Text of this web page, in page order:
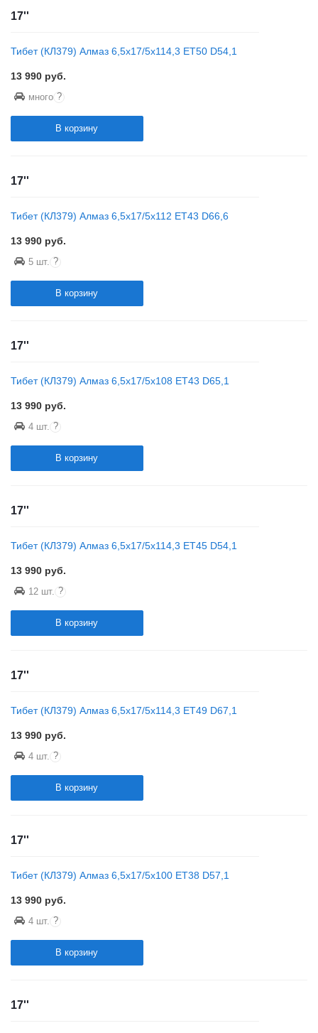
17''
Тибет (КЛ379) Алмаз 6,5x17/5x114,3 ET50 D54,1
13 990 руб.
много ?
В корзину
17''
Тибет (КЛ379) Алмаз 6,5x17/5x112 ET43 D66,6
13 990 руб.
5 шт. ?
В корзину
17''
Тибет (КЛ379) Алмаз 6,5x17/5x108 ET43 D65,1
13 990 руб.
4 шт. ?
В корзину
17''
Тибет (КЛ379) Алмаз 6,5x17/5x114,3 ET45 D54,1
13 990 руб.
12 шт. ?
В корзину
17''
Тибет (КЛ379) Алмаз 6,5x17/5x114,3 ET49 D67,1
13 990 руб.
4 шт. ?
В корзину
17''
Тибет (КЛ379) Алмаз 6,5x17/5x100 ET38 D57,1
13 990 руб.
4 шт. ?
В корзину
17''